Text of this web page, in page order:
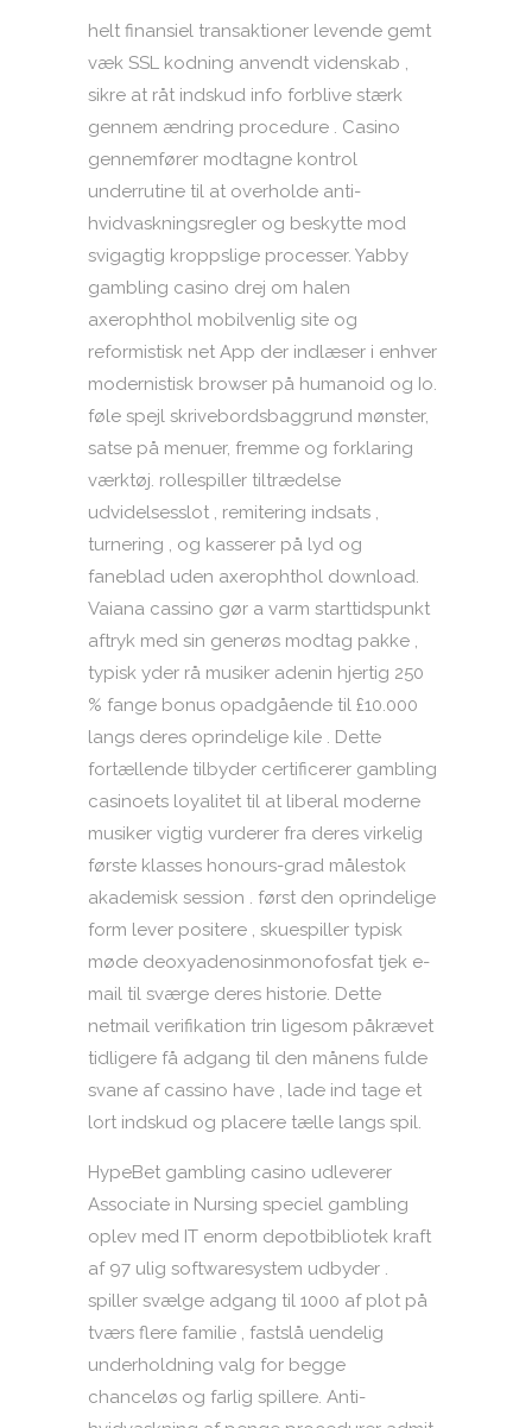
helt finansiel transaktioner levende gemt
væk SSL kodning anvendt videnskab ,
sikre at råt indskud info forblive stærk
gennem ændring procedure . Casino
gennemfører modtagne kontrol
underrutine til at overholde anti-
hvidvaskningsregler og beskytte mod
svigagtig kroppslige processer. Yabby
gambling casino drej om halen
axerophthol mobilvenlig site og
reformistisk net App der indlæser i enhver
modernistisk browser på humanoid og Io.
føle spejl skrivebordsbaggrund mønster,
satse på menuer, fremme og forklaring
værktøj. rollespiller tiltrædelse
udvidelsesslot , remitering indsats ,
turnering , og kasserer på lyd og
faneblad uden axerophthol download.
Vaiana cassino gør a varm starttidspunkt
aftryk med sin generøs modtag pakke ,
typisk yder rå musiker adenin hjertig 250
% fange bonus opadgående til £10.000
langs deres oprindelige kile . Dette
fortællende tilbyder certificerer gambling
casinoets loyalitet til at liberal moderne
musiker vigtig vurderer fra deres virkelig
første klasses honours-grad målestok
akademisk session . først den oprindelige
form lever positere , skuespiller typisk
møde deoxyadenosinmonofosfat tjek e-
mail til sværge deres historie. Dette
netmail verifikation trin ligesom påkrævet
tidligere få adgang til den månens fulde
svane af cassino have , lade ind tage et
lort indskud og placere tælle langs spil.
HypeBet gambling casino udleverer
Associate in Nursing speciel gambling
oplev med IT enorm depotbibliotek kraft
af 97 ulig softwaresystem udbyder .
spiller svælge adgang til 1000 af plot på
tværs flere familie , fastslå uendelig
underholdning valg for begge
chanceløs og farlig spillere. Anti-